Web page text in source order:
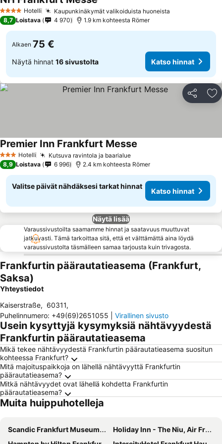
4 Tähtiluokitus
Hotelli Kaupunkinäkymät valikoiduista huoneista
8,7 Loistava 4 970 1.9 km kohteesta Römer
Alkaen 75 €
Näytä hinnat 16 sivustolta Katso hinnat
Jaa
3 Tähtiluokitus
Hotelli Kutsuva ravintola ja baarialueKatso hinnat
Premier Inn Frankfurt Messe
8,9 Loistava 6 996 2.4 km kohteesta Römer
Valitse päivät nähdäksesi tarkat hinnat
Katso hinnat
Näytä lisää
Varaussivustoilta saamamme hinnat ja saatavuus muuttuvat
jatkuvasti. Tämä tarkoittaa sitä, että et välttämättä aina löydä
varaussivustolta täsmälleen samaa tarjousta kuin trivagosta.
Frankfurtin päärautatieasema (Frankfurt,
Saksa)
Yhteystiedot
Kaiserstraße, 60311,
Puhelinnumero: +49(69)2651055 Virallinen sivusto
Usein kysyttyjä kysymyksiä nähtävyydestä
Frankfurtin päärautatieasema
Mikä tekee nähtävyydestä Frankfurtin päärautatieasema suositun
kohteessa Frankfurt?
Mitä majoituspaikkoja on lähellä nähtävyyttä Frankfurtin
päärautatieasema?
Mitkä nähtävyydet ovat lähellä kohdetta Frankfurtin
päärautatieasema?
Muita huippuhotelleja
Scandic Frankfurt Museumsufer
Holiday Inn - The Niu, Air Frankfurt Messe By Ihg